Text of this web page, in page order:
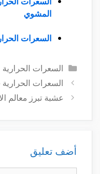
المشوي
السعرات
التصنيفات
السعرات الحرارية
السعرات
عشبة تبرز معالم
أضف تعليق